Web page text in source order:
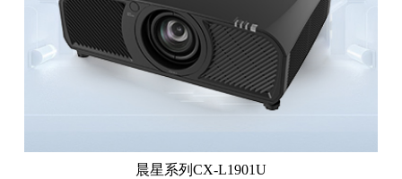
晨星系列CX-L1901U